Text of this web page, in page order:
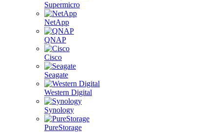
Supermicro
NetApp
QNAP
Cisco
Seagate
Western Digital
Synology
PureStorage